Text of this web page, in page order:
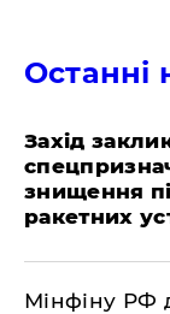
Останні
​Захід
знищення
ракетних
​Мінфіну РФ